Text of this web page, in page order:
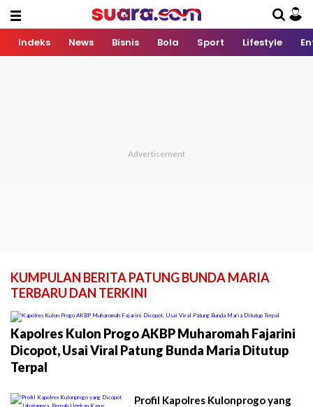
Indeks News Bisnis Bola Sport Lifestyle
KUMPULAN BERITA PATUNG BUNDA MARIA
TERBARU DAN TERKINI
Kapolres Kulon Progo AKBP Muharomah Fajarini
Dicopot, Usai Viral Patung Bunda Maria Ditutup
Terpal
Profil Kapolres Kulonprogo yang